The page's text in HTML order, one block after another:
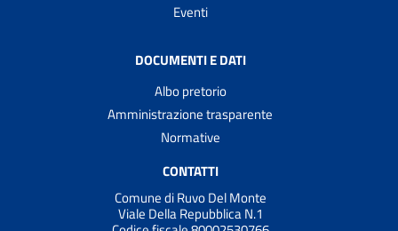
Eventi
DOCUMENTI E DATI
Albo pretorio
Amministrazione trasparente
Normative
CONTATTI
Comune di Ruvo Del Monte
Viale Della Repubblica N.1